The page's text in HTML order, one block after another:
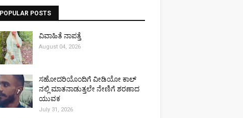
POPULAR POSTS
ವಿವಾಹಿತೆ ನಾಪತ್ತೆ
August 04, 2026
ಸಹೋದರಿಯೊಂದಿಗೆ ವೀಡಿಯೋ ಕಾಲ್
ನಲ್ಲಿ ಮಾತನಾಡುತ್ತಲೇ ನೇಣಿಗೆ ಶರಣಾದ
ಯುವಕ
July 31, 2026